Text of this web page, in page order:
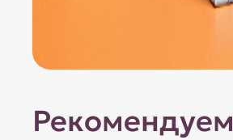
Рекомендуем